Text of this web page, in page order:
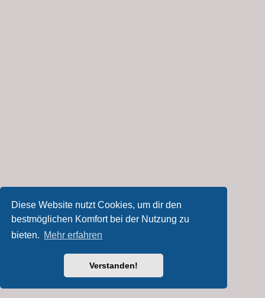
Diese Website nutzt Cookies, um dir den
bestmöglichen Komfort bei der Nutzung zu
bieten. Mehr erfahren
Verstanden!